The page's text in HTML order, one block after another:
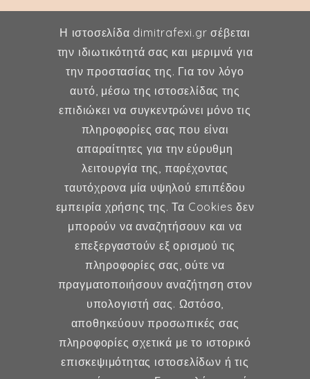
Δήμητρα Φέξη
MD, MSc, FMH
Μαιευτήρας - Χειρουργός
Γυναικολόγος
Μέλος ESHRE, ISA, FMH
Γυναικολογία
Υποβοηθούμενη Αναπαραγωγή
Μαιευτική
Η ιστοσελίδα dimitrafexi.gr σέβεται
την ιδιωτικότητά σας και μεριμνά για
την προστασίας της. Για τον λόγο
αυτό, μέσω της ιστοσελίδας της
επιδιώκει να συγκεντρώνει μόνο τις
πληροφορίες σας που είναι
απαραίτητες για την εύρυθμη
λειτουργία της, παρέχοντας
ταυτόχρονα μία υψηλού επιπέδου
εμπειρία χρήσης της. Τα Cookies δεν
μπορούν να αναζητήσουν και να
επεξεργαστούν εξ ορισμού τις
πληροφορίες σας, ούτε να
πραγματοποιήσουν αναζήτηση στον
υπολογιστή σας. Ωστόσο,
αποθηκεύουν προσωπικές σας
πληροφορίες σχετικά με το ιστορικό
επισκεψιμότητας ιστοσελίδων ή τις